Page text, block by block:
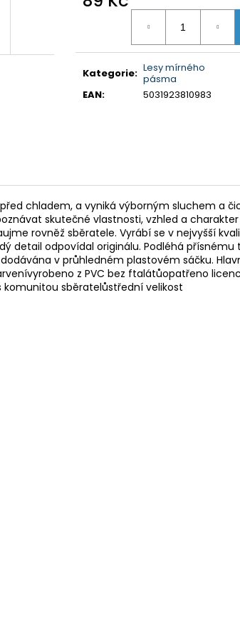
Kategorie: Lesy mírného
pásma
EAN: 5031923810983
chladem, a vyniká výborným sluchem a
skutečné vlastnosti, vzhled a charakter
rovněž sběratele. Vyrábí se v nejvyšší
detail odpovídal originálu. Podléhá přísnému
v průhledném plastovém sáčku.
z PVC bez ftalátůopatřeno
sběratelůstřední velikost